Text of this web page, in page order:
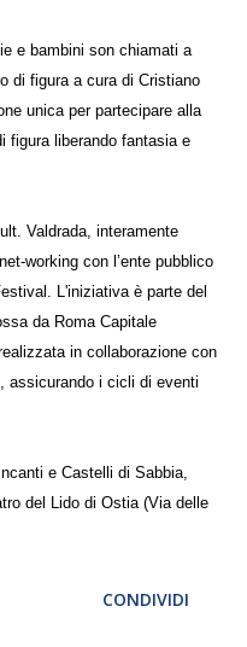
e bambini son chiamati a
di figura a cura di Cristiano
unica per partecipare alla
figura liberando fantasia e
Valdrada, interamente
working con l’ente pubblico
L'iniziativa è parte del
da Roma Capitale
in collaborazione con
assicurando i cicli di eventi
e Castelli di Sabbia,
del Lido di Ostia (Via delle
CONDIVIDI